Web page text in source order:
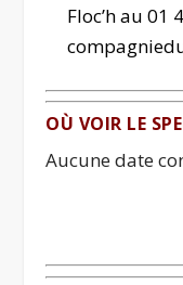
Floc’h au 01
OÙ VOIR LE
Aucune date